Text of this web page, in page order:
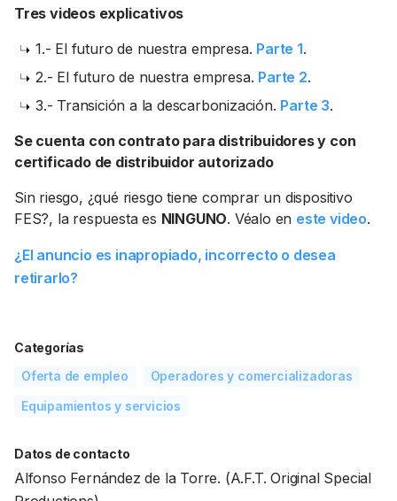
Tres videos explicativos
1.- El futuro de nuestra empresa. Parte 1.
2.- El futuro de nuestra empresa. Parte 2.
3.- Transición a la descarbonización. Parte 3.
Se cuenta con contrato para distribuidores y con
certificado de distribuidor autorizado
Sin riesgo, ¿qué riesgo tiene comprar un dispositivo
FES?, la respuesta es NINGUNO. Véalo en este video.
¿El anuncio es inapropiado, incorrecto o desea
retirarlo?
Categorías
Oferta de empleo
Operadores y comercializadoras
Equipamientos y servicios
Datos de contacto
Alfonso Fernández de la Torre. (A.F.T. Original Special